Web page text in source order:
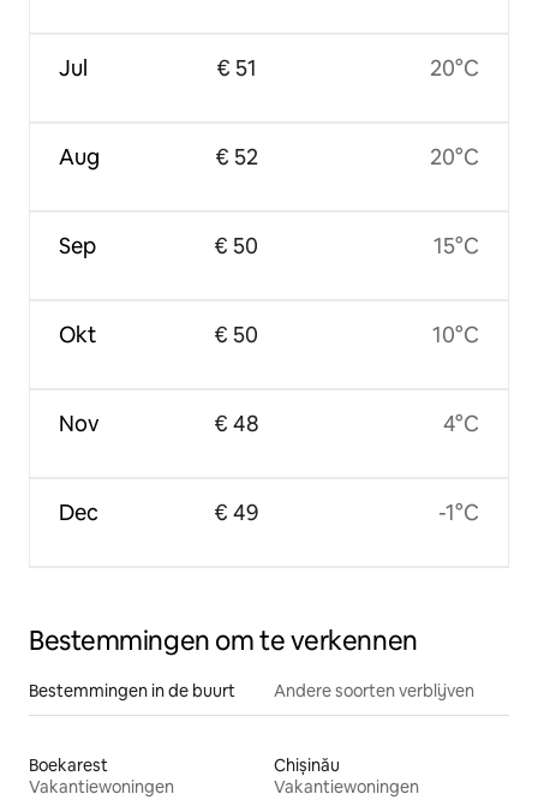
Jul
Aug
Sep
Okt
Nov
Dec
€ 51
€ 52
€ 50
€ 50
€ 48
€ 49
20°C
20°C
15°C
10°C
4°C
-1°C
Bestemmingen om te verkennen
Bestemmingen in de buurt Andere soorten verblijven
Boekarest
Vakantiewoningen
Chișinău
Vakantiewoningen